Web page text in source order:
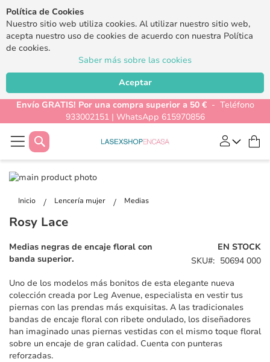
Política de Cookies
Nuestro sitio web utiliza cookies. Al utilizar nuestro sitio web,
acepta nuestro uso de cookies de acuerdo con nuestra Política
de cookies.
Saber más sobre las cookies
Aceptar
Envío GRATIS! Por una compra superior a 50 €- Teléfono
933002151 | WhatsApp 615970856
Buscar
Inicio Lencería mujer Medias
Saltar
final
la
de
imágenes
de
galería
de
Rosy Lace
EN STOCK
SKU
50694 000
Medias negras de encaje floral con
banda superior.
Uno de los modelos más bonitos de esta elegante nueva
colección creada por Leg Avenue, especialista en vestir tus
piernas con las prendas más exquisitas. A las tradicionales
bandas de encaje floral con ribete ondulado, los diseñadores
han imaginado unas piernas vestidas con el mismo toque floral
sobre un encaje de gran calidad. Cuenta con punteras
reforzadas.